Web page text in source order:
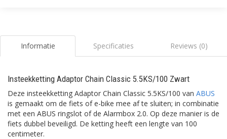
Informatie Specificaties Reviews (0)
Insteekketting Adaptor Chain Classic 5.5KS/100 Zwart
Deze insteekketting Adaptor Chain Classic 5.5KS/100 van ABUS
is gemaakt om de fiets of e-bike mee af te sluiten; in combinatie
met een ABUS ringslot of de Alarmbox 2.0. Op deze manier is de
fiets dubbel beveiligd. De ketting heeft een lengte van 100
centimeter.